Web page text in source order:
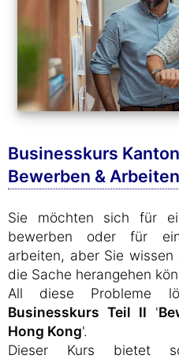
Businesskurs
Bewerben &
Sie möchten sich für
bewerben oder für
arbeiten, aber Sie
die Sache herangehen
All diese Probleme
Businesskurs Teil II '
Hong Kong'.
Dieser Kurs bietet